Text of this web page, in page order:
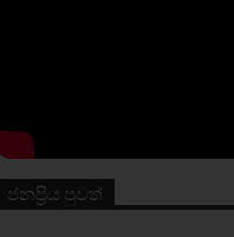
ජනප්‍රිය පුවත්